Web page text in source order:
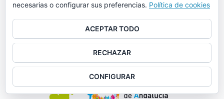
necesarias o configurar sus preferencias. Política de cookies
ACEPTAR TODO
RECHAZAR
CONFIGURAR